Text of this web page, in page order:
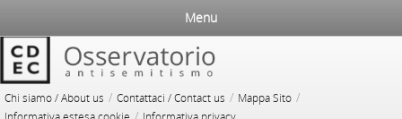
Chi siamo / About us / Contattaci / Contact us / Mappa Sito /
Menu